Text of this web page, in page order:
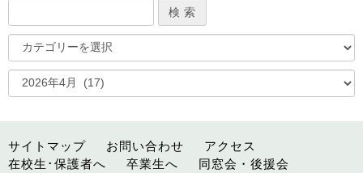
サイトマップ お問い合わせ
アクセス
在校生･保護者へ
卒業生へ 同窓会・後援会